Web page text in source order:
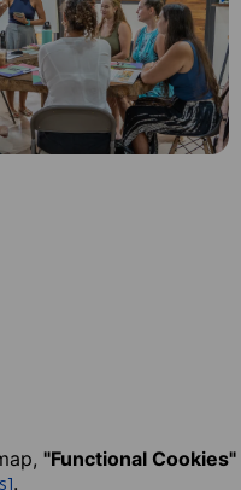
"Functional Cookies"
.